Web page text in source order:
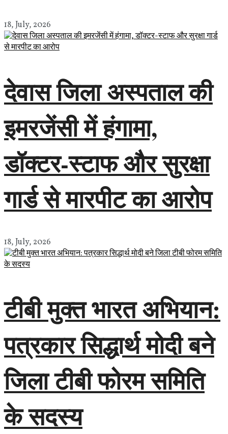
18, July, 2026
देवास जिला अस्पताल की
इमरजेंसी में हंगामा,
डॉक्टर-स्टाफ और सुरक्षा
गार्ड से मारपीट का आरोप
18, July, 2026
टीबी मुक्त भारत अभियान:
पत्रकार सिद्धार्थ मोदी बने
जिला टीबी फोरम समिति
के सदस्य